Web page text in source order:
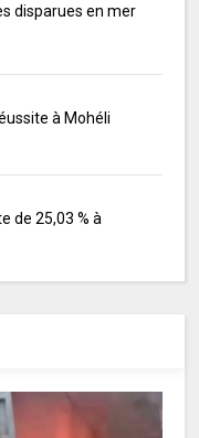
disparues en mer
à Mohéli
de 25,03 % à